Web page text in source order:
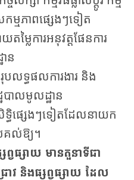
ម្មភាពផ្សេងៗទៀត
លៃការអនុវត្តផែនការ
ន
ទ្ធផលការងារ និង
បាលមូលដ្ឋាន
ធិផ្សេងៗទៀតដែលនាយក
គល់ឱ្យ។
ព្វផ្សាយ មានតួនាទីជា
ាវ និងផ្សព្វផ្សាយ ដែល